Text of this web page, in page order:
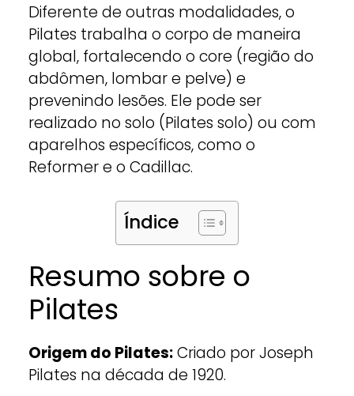
Diferente de outras modalidades, o
Pilates trabalha o corpo de maneira
global, fortalecendo o core (região do
abdômen, lombar e pelve) e
prevenindo lesões. Ele pode ser
realizado no solo (Pilates solo) ou com
aparelhos específicos, como o
Reformer e o Cadillac.
Índice
Resumo sobre o
Pilates
Origem do Pilates:Criado por Joseph
Pilates na década de 1920.